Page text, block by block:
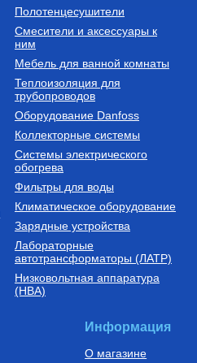
Полотенцесушители
Смесители и аксессуары к
ним
Мебель для ванной комнаты
Теплоизоляция для
трубопроводов
Оборудование Danfoss
Коллекторные системы
Системы электрического
обогрева
Фильтры для воды
Климатическое оборудование
Зарядные устройства
Лабораторные
автотрансформаторы (ЛАТР)
Низковольтная аппаратура
(НВА)
Информация
О магазине